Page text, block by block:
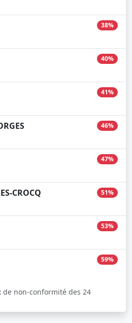
38%
40%
41%
46%
47%
CROCQ 51%
53%
59%
non-conformité des 24